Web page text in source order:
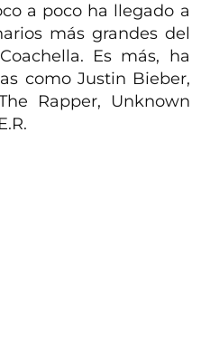
a poco ha llegado a
más grandes del
Es más, ha
como Justin Bieber,
Rapper, Unknown